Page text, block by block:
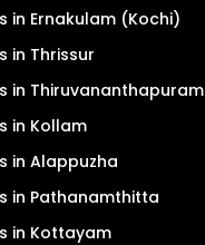
in Ernakulam (Kochi)
in Thrissur
in Thiruvananthapuram
in Kollam
in Alappuzha
in Pathanamthitta
in Kottayam